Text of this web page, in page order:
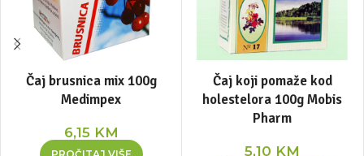
Čaj brusnica mix 100g
Medimpex
6,15 KM
Čaj koji pomaže kod
holestelora 100g Mobis
Pharm
5,10 KM